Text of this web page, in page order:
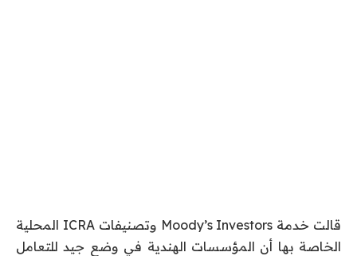
قالت خدمة Moody’s Investors وتصنيفات ICRA المحلية
الخاصة بها أن المؤسسات الهندية في وضع جيد للتعامل